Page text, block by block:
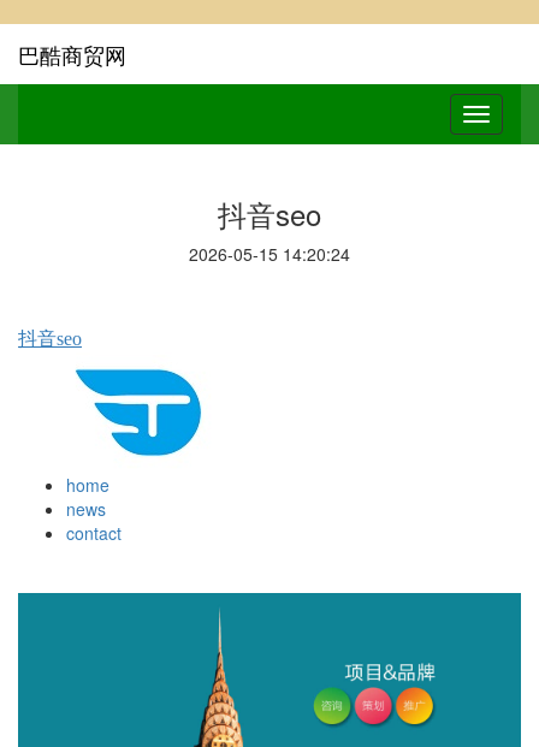
巴酷商贸网
抖音seo
2026-05-15 14:20:24
抖音seo
home
news
contact